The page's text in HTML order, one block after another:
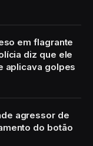
em flagrante
diz que ele
aplicava golpes
agressor de
do botão